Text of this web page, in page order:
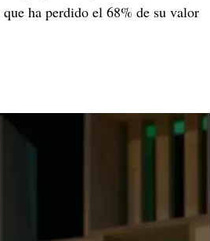
que ha perdido el 68% de su valor